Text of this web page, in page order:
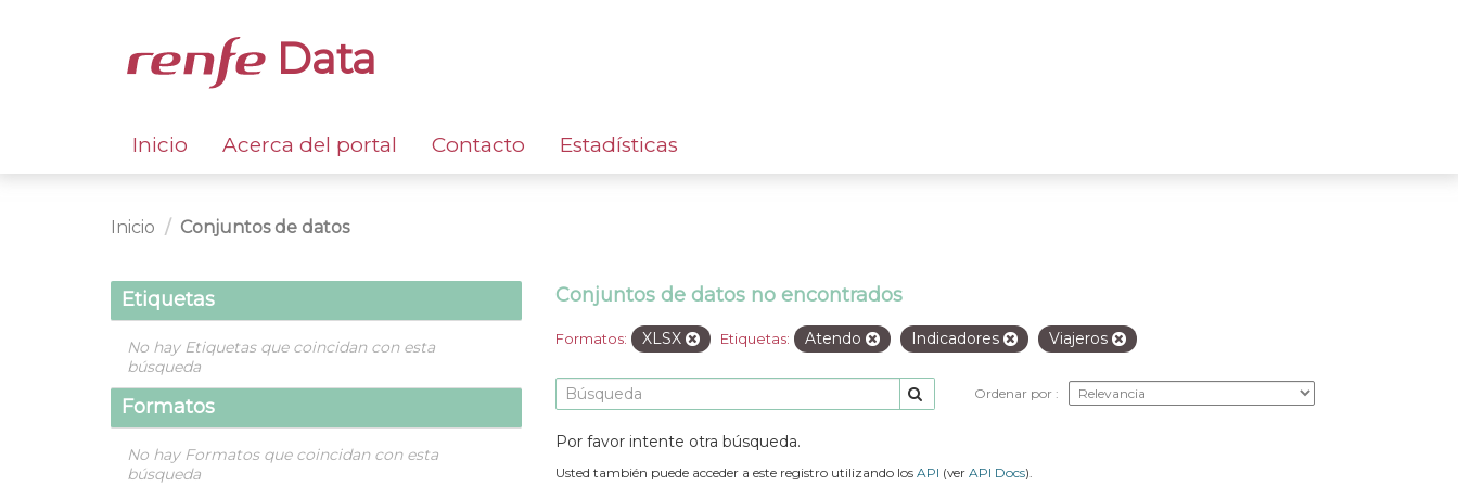
Data
Inicio Acerca del portal Contacto Estadísticas
Inicio Conjuntos de datos
Etiquetas
No hay Etiquetas que coincidan con esta
búsqueda
Formatos
No hay Formatos que coincidan con esta
búsqueda
Conjuntos de datos no encontrados
Formatos: XLSX Etiquetas: Atendo Indicadores Viajeros
Ordenar por
Por favor intente otra búsqueda.
Usted también puede acceder a este registro utilizando los API (ver API Docs).